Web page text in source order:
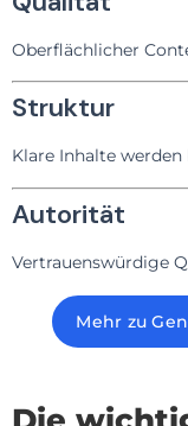
Oberflächlicher
Struktur
Klare Inhalte
Autorität
Vertrauenswürdige
Mehr zu